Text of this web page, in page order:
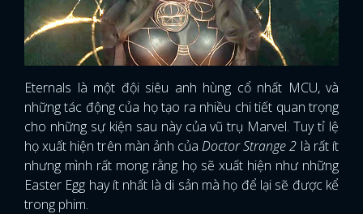
Eternals là một đội siêu anh hùng cổ nhất MCU, và
những tác động của họ tạo ra nhiều chi tiết quan trọng
cho những sự kiện sau này của vũ trụ Marvel. Tuy tỉ lệ
họ xuất hiện trên màn ảnh của Doctor Strange 2 là rất ít
nhưng mình rất mong rằng họ sẽ xuất hiện như những
Easter Egg hay ít nhất là di sản mà họ để lại sẽ được kể
trong phim.